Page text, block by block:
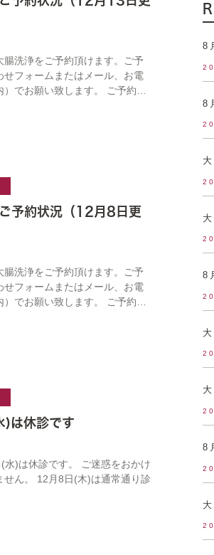
腸洗浄をご予約頂けます。ご予
せフォームまたはメール、お電
でお願い致します。 ご予約状
済となっている場合がござい
予約状況（12月8日更
腸洗浄をご予約頂けます。ご予
せフォームまたはメール、お電
でお願い致します。 ご予約状
済となっている場合がござい
は休診です
水)は休診です。 ご迷惑をおかけ
せん。 12月8日(木)は通常通り診
8
8
8
8